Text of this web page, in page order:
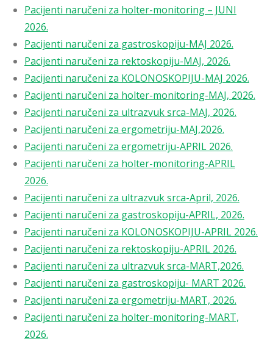
Pacijenti naručeni za holter-monitoring – JUNI
2026.
Pacijenti naručeni za gastroskopiju-MAJ 2026.
Pacijenti naručeni za rektoskopiju-MAJ, 2026.
Pacijenti naručeni za KOLONOSKOPIJU-MAJ 2026.
Pacijenti naručeni za holter-monitoring-MAJ, 2026.
Pacijenti naručeni za ultrazvuk srca-MAJ, 2026.
Pacijenti naručeni za ergometriju-MAJ,2026.
Pacijenti naručeni za ergometriju-APRIL 2026.
Pacijenti naručeni za holter-monitoring-APRIL
2026.
Pacijenti naručeni za ultrazvuk srca-April, 2026.
Pacijenti naručeni za gastroskopiju-APRIL, 2026.
Pacijenti naručeni za KOLONOSKOPIJU-APRIL 2026.
Pacijenti naručeni za rektoskopiju-APRIL 2026.
Pacijenti naručeni za ultrazvuk srca-MART,2026.
Pacijenti naručeni za gastroskopiju- MART 2026.
Pacijenti naručeni za ergometriju-MART, 2026.
Pacijenti naručeni za holter-monitoring-MART,
2026.